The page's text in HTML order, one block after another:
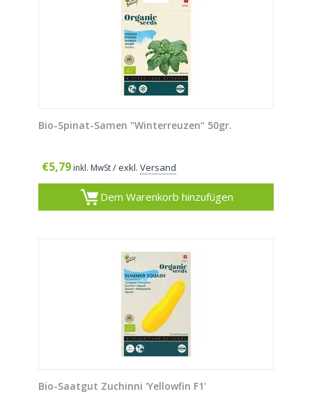
Bio-Spinat-Samen "Winterreuzen“ 50gr.
€5,79 inkl. MwSt/ exkl. Versand
Dem Warenkorb hinzufügen
Bio-Saatgut Zuchinni 'Yellowfin F1'